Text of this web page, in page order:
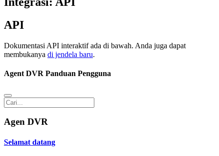
API
Dokumentasi API interaktif ada di bawah. Anda juga dapat
membukanya di jendela baru.
Agent DVR Panduan Pengguna
Agen DVR
Selamat datang